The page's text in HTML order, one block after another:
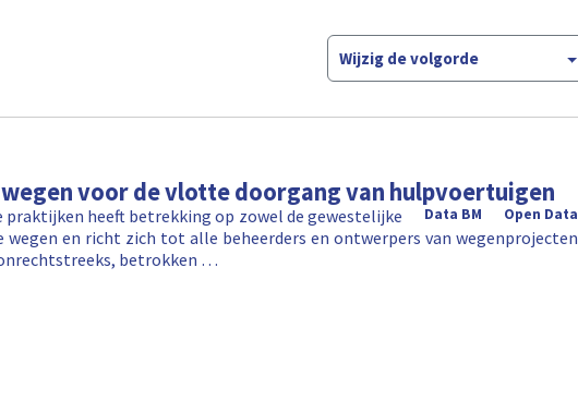
Wijzig de volgorde
voor de vlotte doorgang van hulpvoertuigen
Open Data
Data BM
praktijken heeft betrekking op zowel de gewestelijke
wegen en richt zich tot alle beheerders en ontwerpers van wegenprojecten
betrokken …